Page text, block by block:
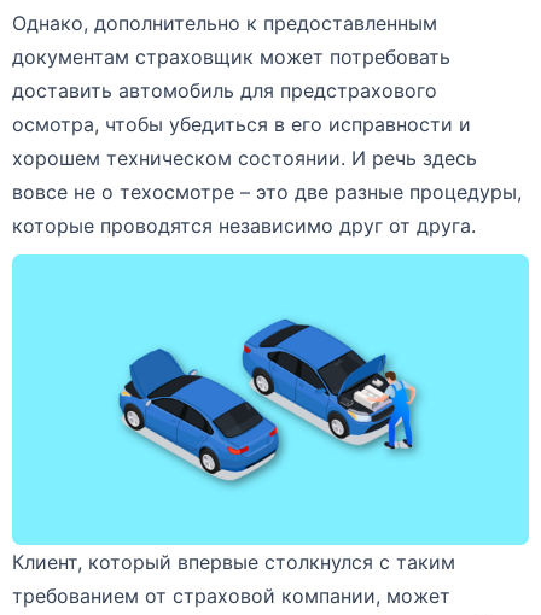
Однако, дополнительно к предоставленным
документам страховщик может потребовать
доставить автомобиль для предстрахового
осмотра, чтобы убедиться в его исправности и
хорошем техническом состоянии. И речь здесь
вовсе не о техосмотре – это две разные процедуры,
которые проводятся независимо друг от друга.
Клиент, который впервые столкнулся с таким
требованием от страховой компании, может